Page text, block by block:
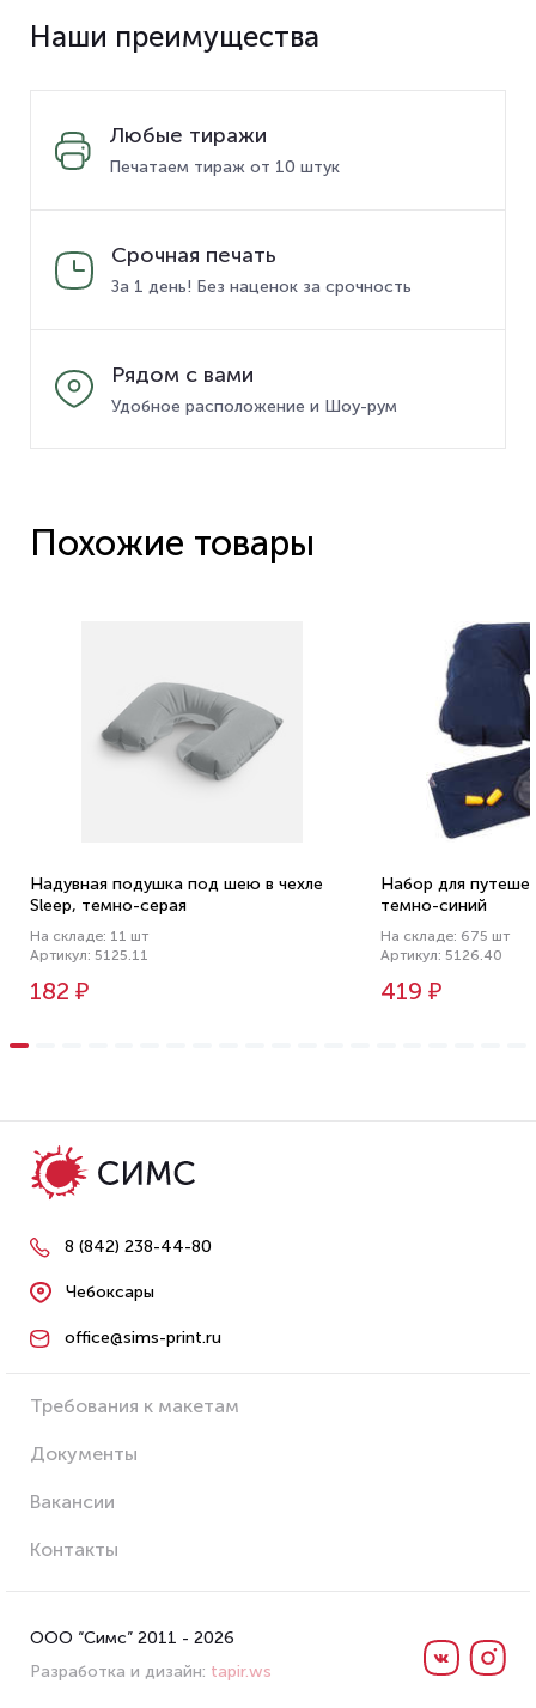
Наши преимущества
Любые тиражи
Печатаем тираж от 10 штук
Срочная печать
За 1 день! Без наценок за срочность
Рядом с вами
Удобное расположение и Шоу-рум
Похожие товары
Надувная подушка под шею в чехле
Sleep, темно-серая
На складе: 11 шт
Артикул: 5125.11
182 ₽
Набор для
темно-синий
На складе: 675 шт
Артикул: 5126.40
419 ₽
8 (842) 238-44-80
Чебоксары
office@sims-print.ru
ООО “Симс” 2011 - 2026
Требования к макетам
Документы
Вакансии
Контакты
Разработка и дизайн: tapir.ws